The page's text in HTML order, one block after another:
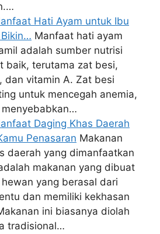
Hati Ayam untuk Ibu
Manfaat hati ayam
adalah sumber nutrisi
baik, terutama zat besi,
dan vitamin A. Zat besi
untuk mencegah anemia,
Daging Khas Daerah
Penasaran Makanan
daerah yang dimanfaatkan
makanan yang dibuat
yang berasal dari
dan memiliki kekhasan
ini biasanya diolah
tradisional…